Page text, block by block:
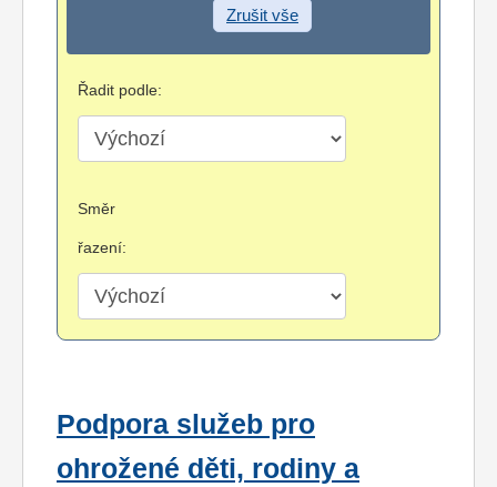
Zrušit vše
Řadit podle:
Směr
řazení:
Podpora služeb pro
ohrožené děti, rodiny a